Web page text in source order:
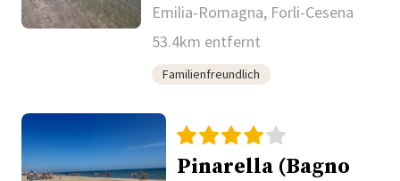
Emilia-Romagna, Forli-Cesena
53.4km entfernt
Familienfreundlich
Pinarella (Bagno